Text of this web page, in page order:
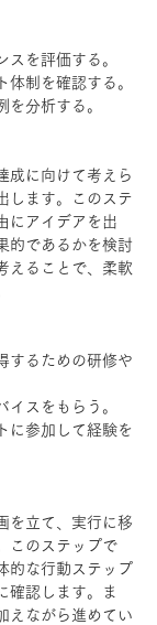
スを評価する。
体制を確認する。
を分析する。
成に向けて考えら
します。このステ
にアイデアを出
的であるかを検討
えることで、柔軟
するための研修や
イスをもらう。
に参加して経験を
を立て、実行に移
このステップで
的な行動ステップ
確認します。ま
えながら進めてい